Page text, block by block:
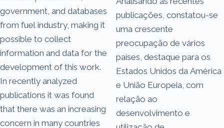
government, and databases
from fuel industry, making it
possible to collect
information and data for the
development of this work.
In recently analyzed
publications it was found
that there was an increasing
concern in many countries
publicações, constatou-se
uma crescente
preocupação de vários
países, destaque para os
Estados Unidos da América
e União Europeia, com
relação ao
desenvolvimento e